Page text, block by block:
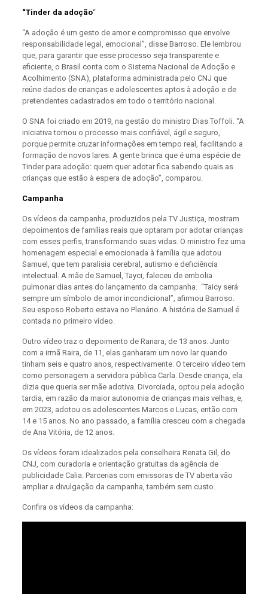
“Tinder da adoção“
“A adoção é um gesto de amor e compromisso que envolve
responsabilidade legal, emocional”, disse Barroso. Ele lembrou
que, para garantir que esse processo seja transparente e
eficiente, o Brasil conta com o Sistema Nacional de Adoção e
Acolhimento (SNA), plataforma administrada pelo CNJ que
reúne dados de crianças e adolescentes aptos à adoção e de
pretendentes cadastrados em todo o território nacional.
O SNA foi criado em 2019, na gestão do ministro Dias Toffoli. “A
iniciativa tornou o processo mais confiável, ágil e seguro,
porque permite cruzar informações em tempo real, facilitando a
formação de novos lares. A gente brinca que é uma espécie de
Tinder para adoção: quem quer adotar fica sabendo quais as
crianças que estão à espera de adoção”, comparou.
Campanha
Os vídeos da campanha, produzidos pela TV Justiça, mostram
depoimentos de famílias reais que optaram por adotar crianças
com esses perfis, transformando suas vidas. O ministro fez uma
homenagem especial e emocionada à família que adotou
Samuel, que tem paralisia cerebral, autismo e deficiência
intelectual. A mãe de Samuel, Tayci, faleceu de embolia
pulmonar dias antes do lançamento da campanha. “Taicy será
sempre um símbolo de amor incondicional”, afirmou Barroso.
Seu esposo Roberto estava no Plenário. A história de Samuel é
contada no primeiro vídeo.
Outro vídeo traz o depoimento de Ranara, de 13 anos. Junto
com a irmã Raira, de 11, elas ganharam um novo lar quando
tinham seis e quatro anos, respectivamente. O terceiro vídeo tem
como personagem a servidora pública Carla. Desde criança, ela
dizia que queria ser mãe adotiva. Divorciada, optou pela adoção
tardia, em razão da maior autonomia de crianças mais velhas, e,
em 2023, adotou os adolescentes Marcos e Lucas, então com
14 e 15 anos. No ano passado, a família cresceu com a chegada
de Ana Vitória, de 12 anos.
Os vídeos foram idealizados pela conselheira Renata Gil, do
CNJ, com curadoria e orientação gratuitas da agência de
publicidade Calia. Parcerias com emissoras de TV aberta vão
ampliar a divulgação da campanha, também sem custo.
Confira os vídeos da campanha: